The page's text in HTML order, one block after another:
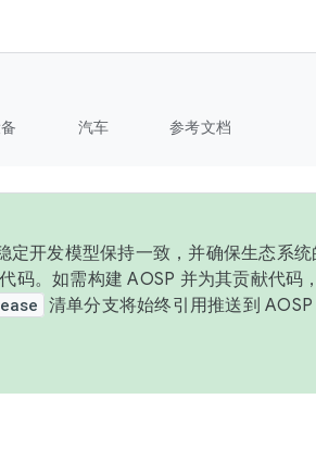
汽车 参考文档
定开发模型保持一致，并确保生态系
码。如需构建 AOSP 并为其贡献代码
清单分支将始终引用推送到